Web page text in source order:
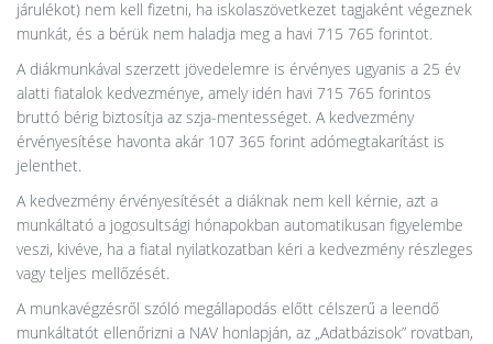
járulékot) nem kell fizetni, ha iskolaszövetkezet tagjaként végeznek
munkát, és a bérük nem haladja meg a havi 715 765 forintot.
A diákmunkával szerzett jövedelemre is érvényes ugyanis a 25 év
alatti fiatalok kedvezménye, amely idén havi 715 765 forintos
bruttó bérig biztosítja az szja-mentességet. A kedvezmény
érvényesítése havonta akár 107 365 forint adómegtakarítást is
jelenthet.
A kedvezmény érvényesítését a diáknak nem kell kérnie, azt a
munkáltató a jogosultsági hónapokban automatikusan figyelembe
veszi, kivéve, ha a fiatal nyilatkozatban kéri a kedvezmény részleges
vagy teljes mellőzését.
A munkavégzésről szóló megállapodás előtt célszerű a leendő
munkáltatót ellenőrizni a NAV honlapján, az „Adatbázisok” rovatban,